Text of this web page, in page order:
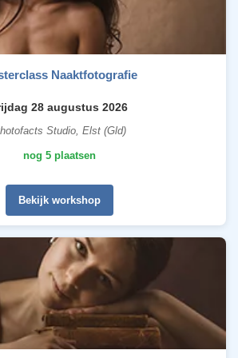
Naaktfotografie
28 augustus 2026
Studio, Elst (Gld)
nog 5 plaatsen
Bekijk workshop